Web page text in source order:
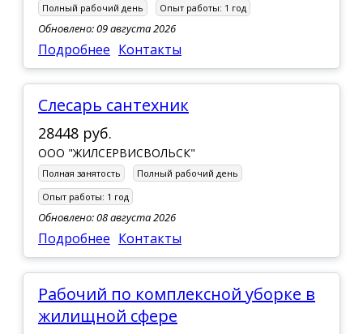
Полный рабочий день Опыт работы: 1 год
Обновлено: 09 августа 2026
Подробнее Контакты
слесарь сантехник
28448 руб.
ООО "ЖИЛСЕРВИСВОЛЬСК"
Полная занятость
Полный рабочий день
Опыт работы: 1 год
Обновлено: 08 августа 2026
Подробнее Контакты
Рабочий по комплексной уборке в
жилищной сфере